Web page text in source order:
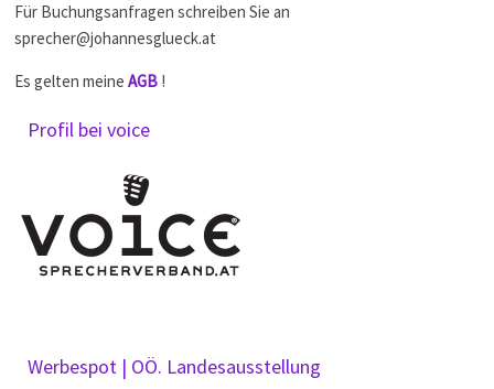
Für Buchungsanfragen schreiben Sie an
sprecher@johannesglueck.at
Es gelten meine AGB !
Profil bei voice
Werbespot | OÖ. Landesausstellung